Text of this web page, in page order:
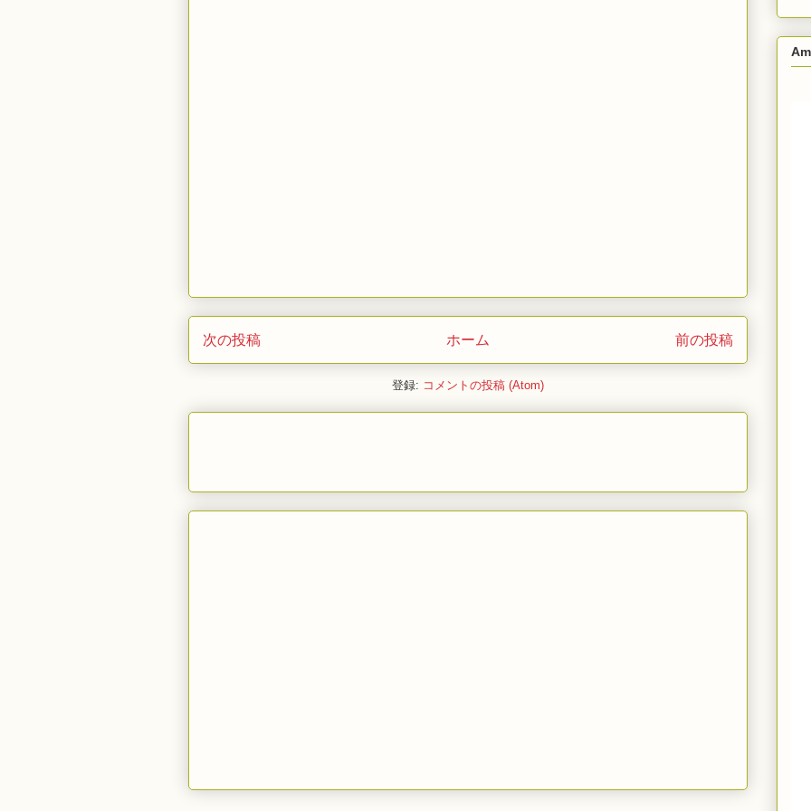
次の投稿 前の投稿
ホーム
登録: コメントの投稿 (Atom)